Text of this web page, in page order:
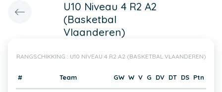
U10 Niveau 4 R2 A2
(Basketbal
Vlaanderen)
RANGSCHIKKING : U10 NIVEAU 4 R2 A2 (BASKETBAL VLAANDEREN)
# Team GW W V G DV DT DS Ptn